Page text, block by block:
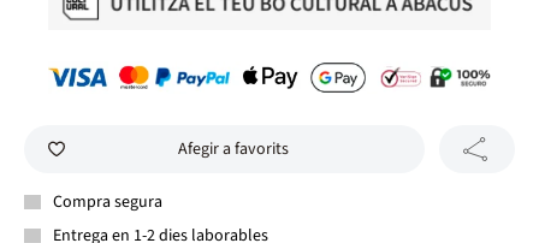
Afegir a favorits
Compra segura
Entrega en 1-2 dies laborables